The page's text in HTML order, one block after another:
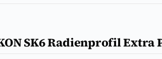
SK6 Radienprofil Extra